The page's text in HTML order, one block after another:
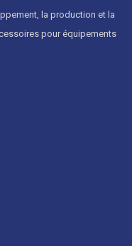
la production et la
pour équipements